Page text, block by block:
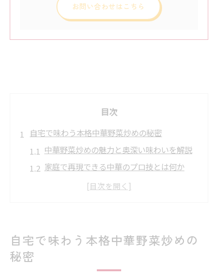
お問い合わせはこちら
目次
自宅で味わう本格中華野菜炒めの秘密
中華野菜炒めの魅力と奥深い味わいを解説
家庭で再現できる中華のプロ技とは何か
中華特有の火加減が野菜炒めに与える影響
ンジ
野菜炒めが変わる中華の黄金比とは
中華野菜炒めの黄金比と味付けポイント解
自宅で味わう本格中華野菜炒めの
秘密